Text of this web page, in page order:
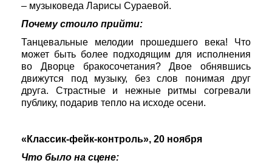
– музыковеда Ларисы Сураевой.
Почему стоило прийти:
Танцевальные мелодии прошедшего века! Что
может быть более подходящим для исполнения
во Дворце бракосочетания? Двое обнявшись
движутся под музыку, без слов понимая друг
друга. Страстные и нежные ритмы согревали
публику, подарив тепло на исходе осени.
«Классик-фейк-контроль», 20 ноября
Что было на сцене: